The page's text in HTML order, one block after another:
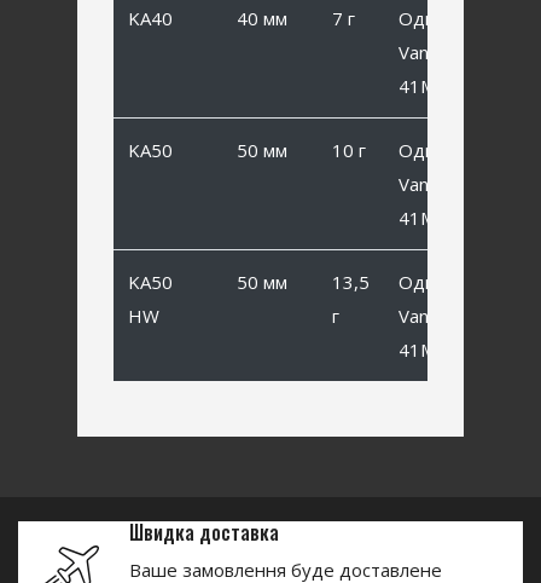
KA40 40 мм 7 г
Одинарный
Vanfook SP-
41MB #2
KA50 50 мм 10 г
Одинарный
Vanfook SP-
41MB #1/0
KA50
HW
50 мм
13,5
г
Одинарный
Vanfook SP-
41MB #1/0
Швидка доставка
Ваше замовлення буде доставлене